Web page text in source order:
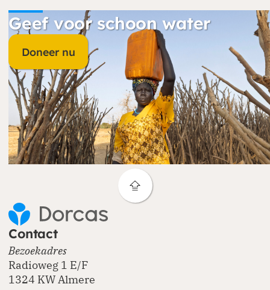
Geef voor schoon water
Doneer nu
Contact
Bezoekadres
Radioweg 1 E/F
1324 KW Almere